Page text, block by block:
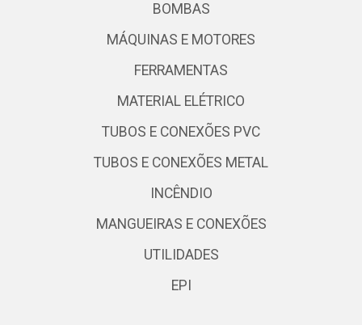
BOMBAS
MÁQUINAS E MOTORES
FERRAMENTAS
MATERIAL ELÉTRICO
TUBOS E CONEXÕES PVC
TUBOS E CONEXÕES METAL
INCÊNDIO
MANGUEIRAS E CONEXÕES
UTILIDADES
EPI